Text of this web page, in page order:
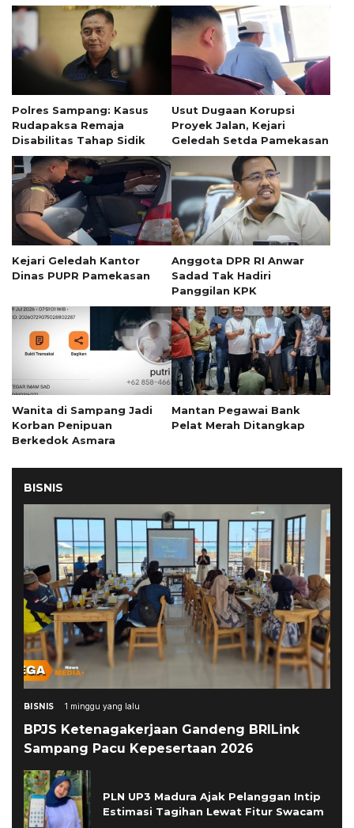
Polres Sampang: Kasus
Rudapaksa Remaja
Disabilitas Tahap Sidik
Usut Dugaan Korupsi
Proyek Jalan, Kejari
Geledah Setda Pamekasan
Kejari Geledah Kantor
Dinas PUPR Pamekasan
Anggota DPR RI Anwar
Sadad Tak Hadiri
Panggilan KPK
Wanita di Sampang Jadi
Korban Penipuan
Berkedok Asmara
Mantan Pegawai Bank
Pelat Merah Ditangkap
BISNIS
BISNIS 1 minggu yang lalu
BPJS Ketenagakerjaan Gandeng BRILink
Sampang Pacu Kepesertaan 2026
PLN UP3 Madura Ajak Pelanggan Intip
Estimasi Tagihan Lewat Fitur Swacam